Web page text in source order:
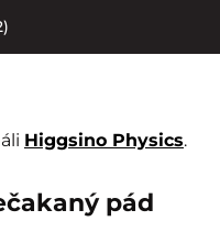
Higgsino Physics.
pád